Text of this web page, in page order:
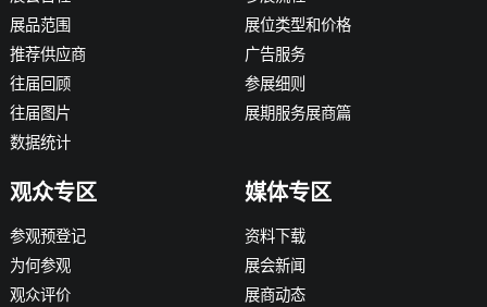
展品范围
推荐供应商
往届回顾
往届图片
数据统计
展位类型和价格
广告服务
参展细则
展期服务展商篇
观众专区
参观预登记
为何参观
观众评价
媒体专区
资料下载
展会新闻
展商动态